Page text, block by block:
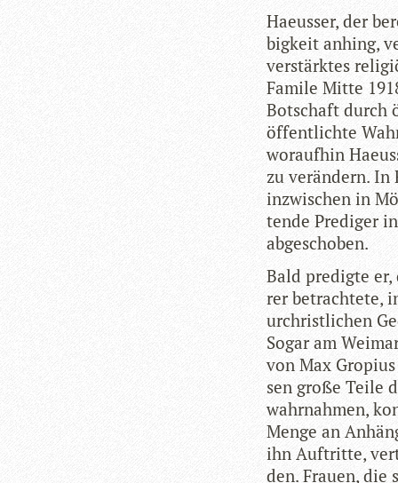
Hae­us­ser, der
big­keit anhing,
ver­stärk­tes
Famile Mitte
Bot­schaft durch
öffent­lichte
wor­auf­hin
zu ver­än­dern. In
inzwi­schen in
tende Pre­di­ger
abgeschoben.
Bald pre­digte
rer betrach­tete,
urchrist­li­chen
Sogar am
von Max
sen große Teile
wahr­nah­men,
Menge an
ihn Auf­tritte,
den. Frauen,